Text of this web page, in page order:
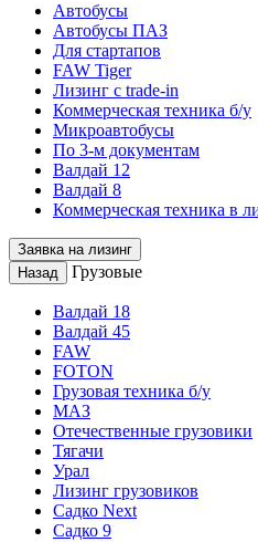
Автобусы
Автобусы ПАЗ
Для стартапов
FAW Tiger
Лизинг с trade-in
Коммерческая техника б/у
Микроавтобусы
По 3-м документам
Валдай 12
Валдай 8
Коммерческая техника в
Заявка на лизинг
Назад
Грузовые
Валдай 18
Валдай 45
FAW
FOTON
Грузовая техника б/у
МАЗ
Отечественные грузовики
Тягачи
Урал
Лизинг грузовиков
Садко Next
Садко 9